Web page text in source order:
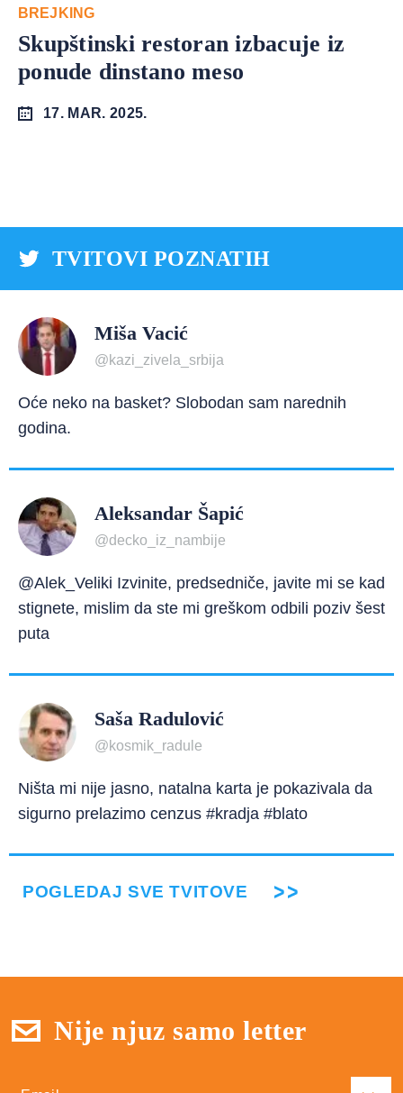
BREJKING
Skupštinski restoran izbacuje iz
ponude dinstano meso
17. MAR. 2025.
TVITOVI POZNATIH
Miša Vacić
@kazi_zivela_srbija
Oće neko na basket? Slobodan sam narednih
godina.
Aleksandar Šapić
@decko_iz_nambije
@Alek_Veliki Izvinite, predsedniče, javite mi se kad
stignete, mislim da ste mi greškom odbili poziv šest
puta
Saša Radulović
@kosmik_radule
Ništa mi nije jasno, natalna karta je pokazivala da
sigurno prelazimo cenzus #kradja #blato
POGLEDAJ SVE TVITOVE
Nije njuz samo letter